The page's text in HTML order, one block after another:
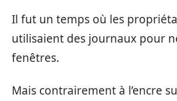
Il fut un temps où les
utilisaient des journaux pour
fenêtres.
Mais contrairement à l’encre